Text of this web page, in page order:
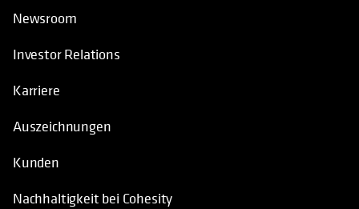
Newsroom
Investor Relations
Karriere
Auszeichnungen
Kunden
Nachhaltigkeit bei Cohesity